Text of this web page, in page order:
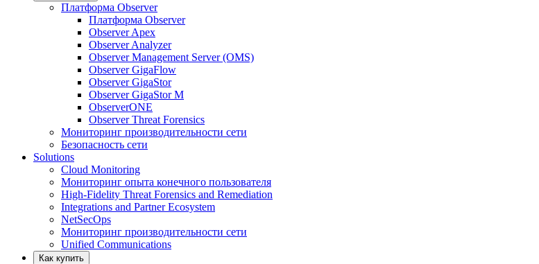
Платформа Observer
Платформа Observer
Observer Apex
Observer Analyzer
Observer Management Server (OMS)
Observer GigaFlow
Observer GigaStor
Observer GigaStor M
ObserverONE
Observer Threat Forensics
Мониторинг производительности сети
Безопасность сети
Solutions
Cloud Monitoring
Мониторинг опыта конечного пользователя
High-Fidelity Threat Forensics and Remediation
Integrations and Partner Ecosystem
NetSecOps
Мониторинг производительности сети
Unified Communications
Как купить